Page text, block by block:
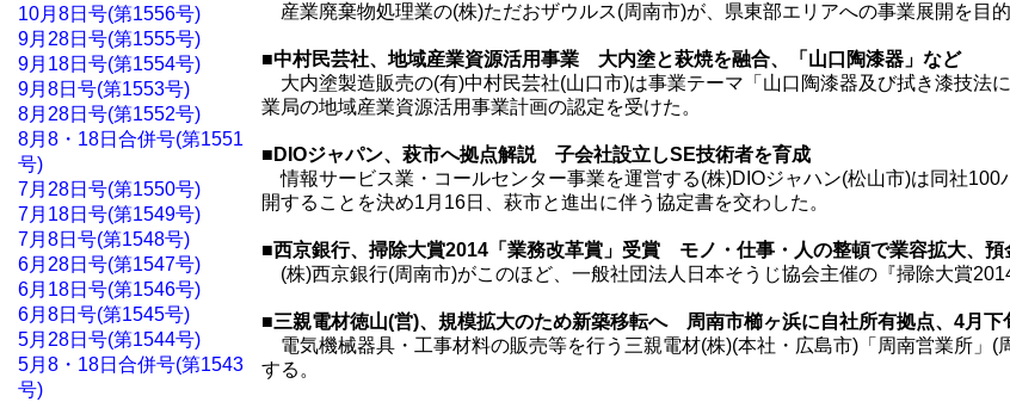
10月8日号(第1556号)
9月28日号(第1555号)
9月18日号(第1554号)
9月8日号(第1553号)
8月28日号(第1552号)
8月8・18日合併号(第1551
号)
7月28日号(第1550号)
7月18日号(第1549号)
7月8日号(第1548号)
6月28日号(第1547号)
6月18日号(第1546号)
6月8日号(第1545号)
5月28日号(第1544号)
5月8・18日合併号(第1543
号)
産業廃棄物処理業の(株)ただおザウルス(周南市)が、県東部エリアへの事業展開を目
■中村民芸社、地域産業資源活用事業 大内塗と萩焼を融合、「山口陶漆器」など
大内塗製造販売の(有)中村民芸社(山口市)は事業テーマ「山口陶漆器及び拭き漆技法
業局の地域産業資源活用事業計画の認定を受けた。
■DIOジャパン、萩市へ拠点解説 子会社設立しSE技術者を育成
情報サービス業・コールセンター事業を運営する(株)DIOジャハン(松山市)は同社
開することを決め1月16日、萩市と進出に伴う協定書を交わした。
■西京銀行、掃除大賞2014「業務改革賞」受賞 モノ・仕事・人の整頓で業容拡大、預
(株)西京銀行(周南市)がこのほど、一般社団法人日本そうじ協会主催の『掃除大賞
■三親電材徳山(営)、規模拡大のため新築移転へ 周南市櫛ヶ浜に自社所有拠点、4月下
電気機械器具・工事材料の販売等を行う三親電材(株)(本社・広島市)「周南営業所」
する。